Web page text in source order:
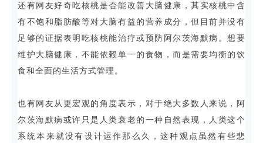
还有网友好奇吃核桃是否能改善大脑健康，其实核桃中含
有不饱和脂肪酸等对大脑有益的营养成分，但目前并没有
足够的证据表明吃核桃能治疗或预防阿尔茨海默病。想要
维护大脑健康，不能依赖单一的食物，而是需要均衡的饮
食和全面的生活方式管理。
也有网友从更宏观的角度表示，对于绝大多数人来说，阿
尔茨海默病或许只是人类衰老的一种自然表现，人类这个
系统本来就没有设计运作那么久，这种观点虽然有些悲